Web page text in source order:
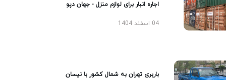
اجاره انبار برای لوازم منزل - جهان دپو
04 اسفند 1404
باربری تهران به شمال کشور با نیسان